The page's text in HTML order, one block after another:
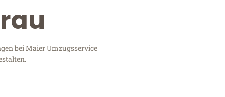
bei Maier Umzugsservice